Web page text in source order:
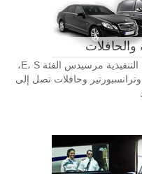
والحافلات
ضمن أسطول الشركة سيارات الركوب التنفيذية مرسيدس الفئة E، S،
وحافلات تصل إلى